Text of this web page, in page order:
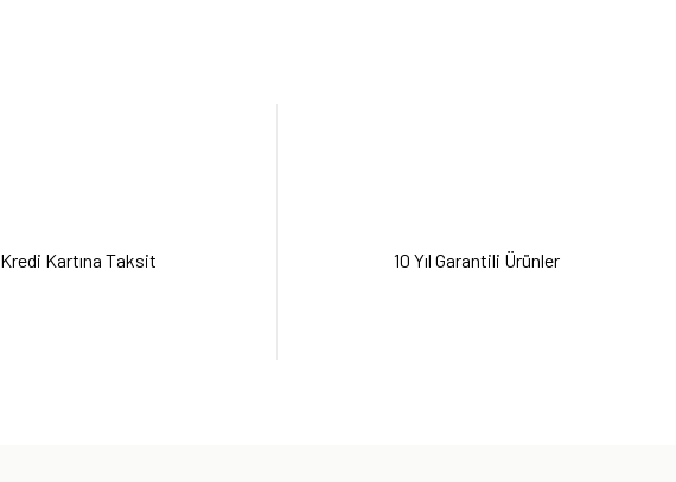
Kredi Kartına Taksit 10 Yıl Garantili Ürünler